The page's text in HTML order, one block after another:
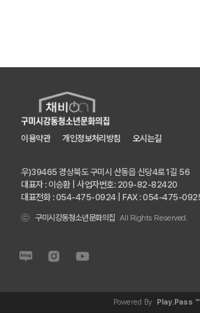
이용약관 개인정보처리방침 오시는길
우)39465 경상북도 구미시 산동읍 신당4로1길 56
대표자 : 이승환 | 사업자번호: 209-82-82420
ⓒ 구미시강동청소년문화의집 All Rights Reserved.
Powered By Play.Pass ™